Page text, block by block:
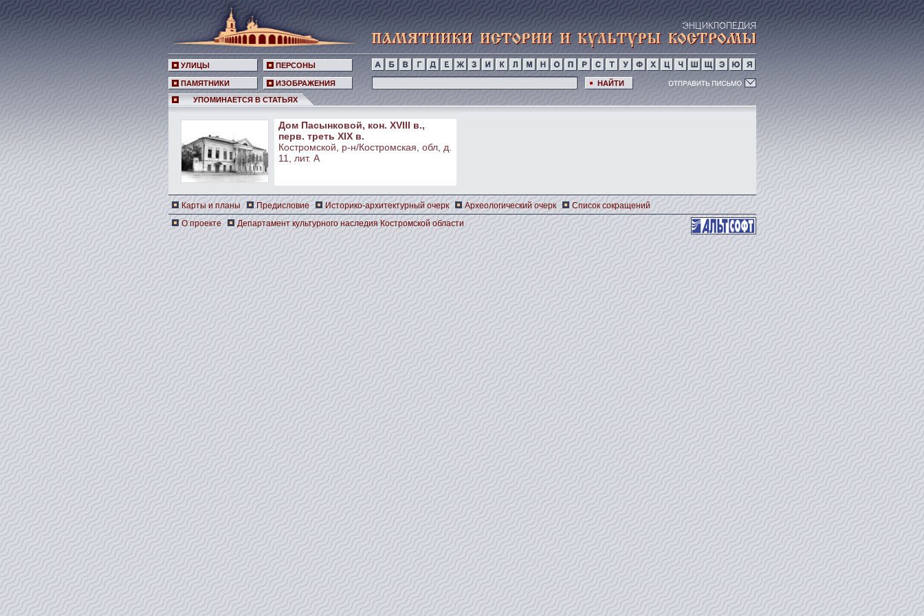
УЛИЦЫ ПЕРСОНЫ
ПАМЯТНИКИ ИЗОБРАЖЕНИЯ
НАЙТИ
УПОМИНАЕТСЯ В СТАТЬЯХ
Дом Пасынковой, кон. XVIII в.,
перв. треть XIX в.
Костромской, р-н/Костромская, обл, д.
11, лит. А
Карты и планы Предисловие Историко-архитектурный очерк Археологический очерк
Список сокращений
О проекте
Департамент культурного наследия Костромской области